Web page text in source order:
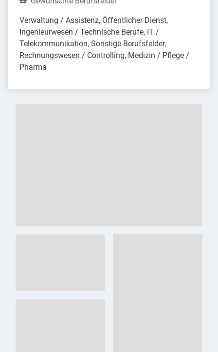
Verwaltung / Assistenz, Öffentlicher Dienst,
Ingenieurwesen / Technische Berufe, IT /
Telekommunikation, Sonstige Berufsfelder,
Rechnungswesen / Controlling, Medizin / Pflege /
Pharma